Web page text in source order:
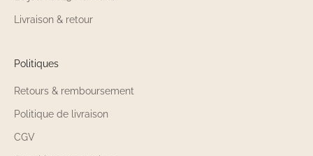
Livraison & retour
Politiques
Retours & remboursement
Politique de livraison
CGV